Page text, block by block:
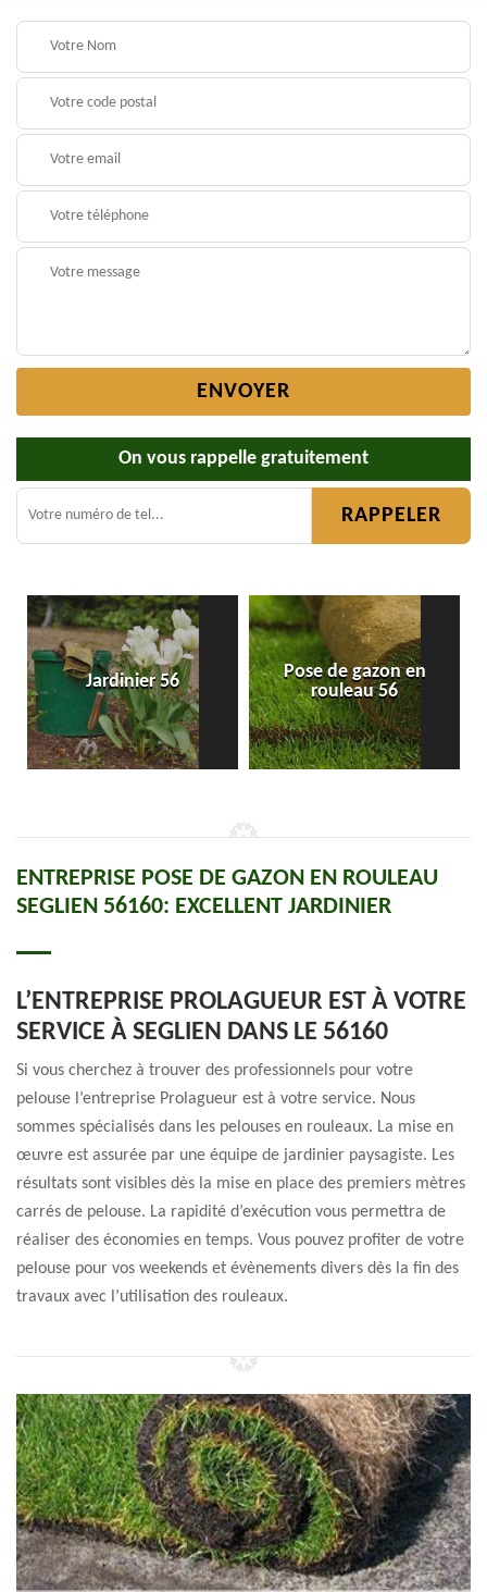
On vous rappelle gratuitement
Jardinier 56
Pose de gazon en
rouleau 56
ENTREPRISE POSE DE GAZON EN ROULEAU
SEGLIEN 56160: EXCELLENT JARDINIER
L’ENTREPRISE PROLAGUEUR EST À VOTRE
SERVICE À SEGLIEN DANS LE 56160
Si vous cherchez à trouver des professionnels pour votre
pelouse l’entreprise Prolagueur est à votre service. Nous
sommes spécialisés dans les pelouses en rouleaux. La mise en
œuvre est assurée par une équipe de jardinier paysagiste. Les
résultats sont visibles dès la mise en place des premiers mètres
carrés de pelouse. La rapidité d’exécution vous permettra de
réaliser des économies en temps. Vous pouvez profiter de votre
pelouse pour vos weekends et évènements divers dès la fin des
travaux avec l’utilisation des rouleaux.